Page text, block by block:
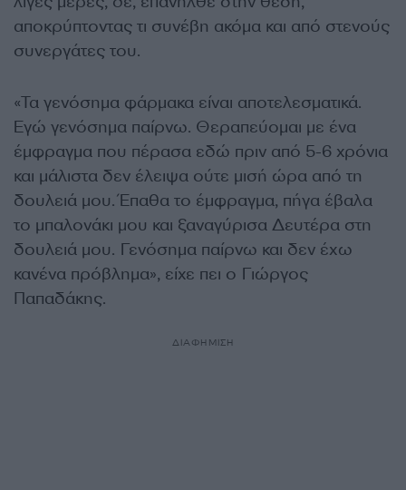
αποκρύπτοντας τι συνέβη ακόμα και από στενούς
συνεργάτες του.
«Τα γενόσημα φάρμακα είναι αποτελεσματικά.
Εγώ γενόσημα παίρνω. Θεραπεύομαι με ένα
έμφραγμα που πέρασα εδώ πριν από 5-6 χρόνια
και μάλιστα δεν έλειψα ούτε μισή ώρα από τη
δουλειά μου. Έπαθα το έμφραγμα, πήγα έβαλα
το μπαλονάκι μου και ξαναγύρισα Δευτέρα στη
δουλειά μου. Γενόσημα παίρνω και δεν έχω
κανένα πρόβλημα», είχε πει ο Γιώργος
Παπαδάκης.
ΔΙΑΦΗΜΙΣΗ